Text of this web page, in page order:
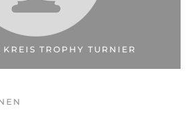
TROPHY TURNIER